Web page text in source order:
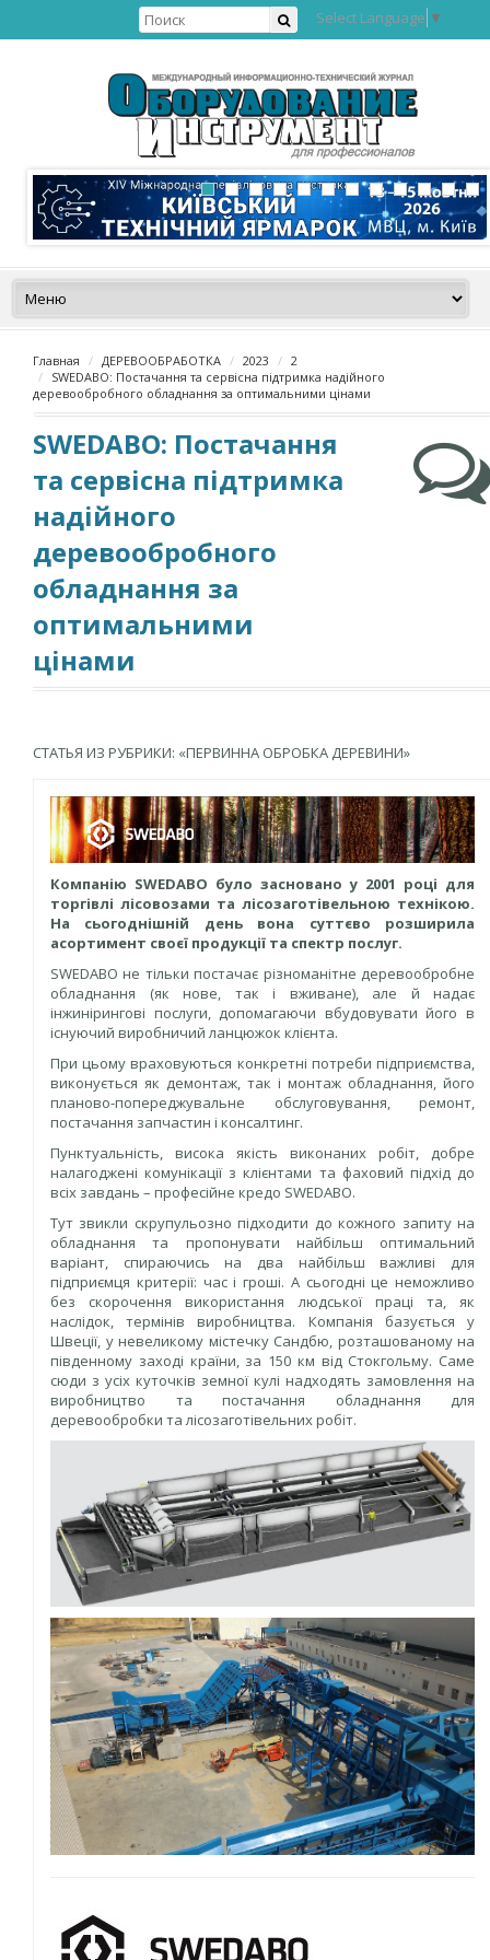
Select Language ▼
Главная ДЕРЕВООБРАБОТКА 2023
2
SWEDABO: Постачання та сервісна підтримка надiйного
деревообробного обладнання за оптимальними цінами
SWEDABO: Постачання
та сервісна підтримка
надiйного
деревообробного
обладнання за
оптимальними
цінами
СТАТЬЯ ИЗ РУБРИКИ: «ПЕРВИННА ОБРОБКА ДЕРЕВИНИ»
Компанію SWEDABO було засновано у 2001 році для
торгівлі лісовозами та лісозаготівельною технікою.
На сьогоднішній день вона суттєво розширила
асортимент своєї продукції та спектр послуг.
SWEDABO не тільки постачає різноманітне деревообробне
обладнання (як нове, так і вживане), але й надає
інжинірингові послуги, допомагаючи вбудовувати його в
існуючий виробничий ланцюжок клієнта.
При цьому враховуються конкретні потреби підприємства,
виконується як демонтаж, так і монтаж обладнання, його
планово-попереджувальне обслуговування, ремонт,
постачання запчастин і консалтинг.
Пунктуальність, висока якість виконаних робіт, добре
налагоджені комунікації з клієнтами та фаховий підхід до
всіх завдань – професійне кредо SWEDABO.
Тут звикли скрупульозно підходити до кожного запиту на
обладнання та пропонувати найбільш оптимальний
варіант, спираючись на два найбільш важливі для
підприємця критерії: час і гроші. А сьогодні це неможливо
без скорочення використання людської праці та, як
наслідок, термінів виробництва. Компанія базується у
Швеції, у невеликому містечку Сандбю, розташованому на
південному заході країни, за 150 км від Стокгольму. Саме
сюди з усіх куточків земної кулі надходять замовлення на
виробництво та постачання обладнання для
деревообробки та лісозаготівельних робіт.